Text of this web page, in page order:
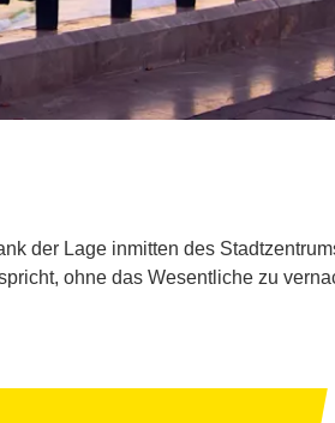
der Lage inmitten des
ohne das Wesentliche zu